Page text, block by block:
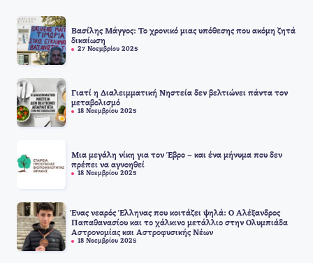
Βασίλης Μάγγος: Το χρονικό μιας υπόθεσης που ακόμη ζητά
δικαίωση
27 Νοεμβρίου 2025
Γιατί η Διαλειμματική Νηστεία δεν βελτιώνει πάντα τον
μεταβολισμό
18 Νοεμβρίου 2025
Μια μεγάλη νίκη για τον Έβρο – και ένα μήνυμα που δεν
πρέπει να αγνοηθεί
18 Νοεμβρίου 2025
Ένας νεαρός Έλληνας που κοιτάζει ψηλά: Ο Αλέξανδρος
Παπαθανασίου και το χάλκινο μετάλλιο στην Ολυμπιάδα
Αστρονομίας και Αστροφυσικής Νέων
18 Νοεμβρίου 2025